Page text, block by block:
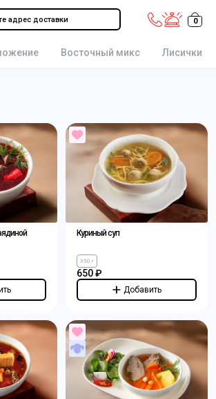
адрес доставки 0
Восточный микс Лисички
Куриный суп
350 г
650 ₽
Добавить